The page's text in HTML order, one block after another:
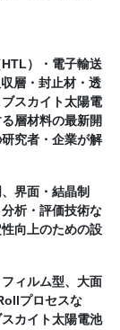
）・電子輸送
層・封止材・透
スカイト太陽電
層材料の最新開
究者・企業が解
界面・結晶制
析・評価技術な
向上のための設
ィルム型、大面
プロセスな
カイト太陽電池